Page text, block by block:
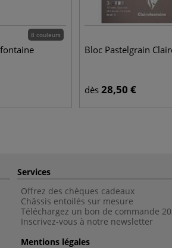
8 couleurs
Bloc Pastelgrain
dès 28,50 €
Services
Offrez des chèques cadeaux
Châssis entoilés sur mesure
Téléchargez un bon de commande
Inscrivez-vous à notre newsletter
Mentions légales